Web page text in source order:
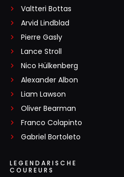
Valtteri Bottas
Arvid Lindblad
Pierre Gasly
Lance Stroll
Nico Hülkenberg
Alexander Albon
Liam Lawson
Oliver Bearman
Franco Colapinto
Gabriel Bortoleto
LEGENDARISCHE
COUREURS